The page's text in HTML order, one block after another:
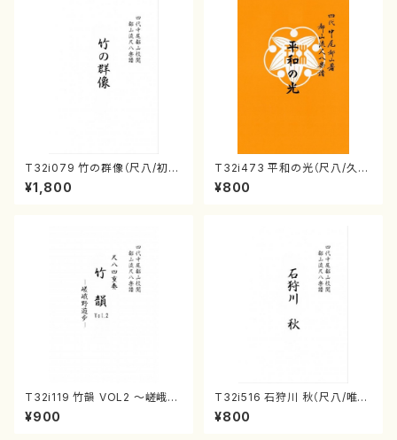
T32i079 竹の群像（尺八/初代
山本邦山/尺八/都山式譜）都山
流公刊楽譜曲番:528
¥1,800
T32i473 平和の光（尺八/久本
玄智/楽譜）都山流公刊楽譜曲
番:2181
¥800
T32i119 竹韻 VOL2 ～嵯峨野
遊歩～（尺八/野村峰山/尺八/都
山式譜）都山流公刊楽譜曲番:5
¥900
T32i516 石狩川 秋（尺八/唯是
震一/楽譜）都山no:2225
¥800